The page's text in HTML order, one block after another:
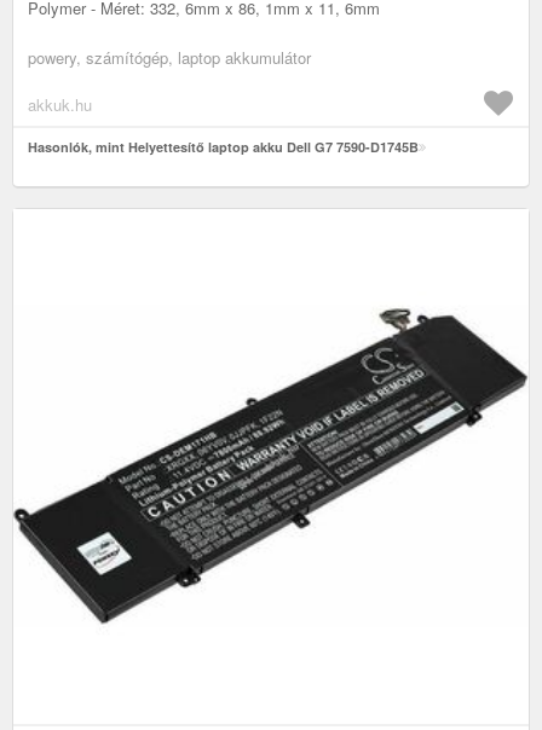
Polymer - Méret: 332, 6mm x 86, 1mm x 11, 6mm
powery, számítógép, laptop akkumulátor
akkuk.hu
Hasonlók, mint Helyettesítő laptop akku Dell G7 7590-D1745B